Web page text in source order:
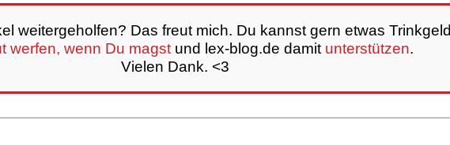
weitergeholfen? Das freut mich. Du kannst gern etwas Trinkgeld
werfen, wenn Du magstund lex-blog.de damit unterstützen.
Vielen Dank. <3